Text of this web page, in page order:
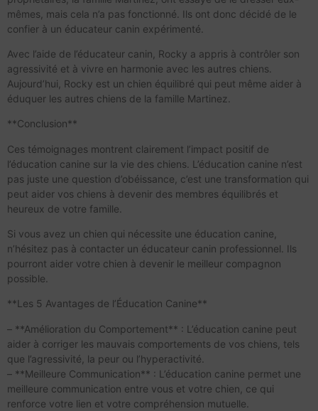
mêmes, mais cela n’a pas fonctionné. Ils ont donc décidé de le
confier à un éducateur canin expérimenté.
Avec l’aide de l’éducateur canin, Rocky a appris à contrôler son
agressivité et à vivre en harmonie avec les autres chiens.
Aujourd’hui, Rocky est un chien équilibré qui peut même aider à
éduquer les autres chiens de la famille Martinez.
**Conclusion**
Ces témoignages montrent clairement l’impact positif de
l’éducation canine sur la vie des chiens. L’éducation canine n’est
pas juste une question d’obéissance, c’est une transformation qui
peut aider vos chiens à devenir des membres équilibrés et
heureux de votre famille.
Si vous avez un chien qui nécessite une éducation canine,
n’hésitez pas à contacter un éducateur canin professionnel. Ils
pourront aider votre chien à devenir le meilleur compagnon
possible.
**Les 5 Avantages de l’Éducation Canine**
– **Amélioration du Comportement** : L’éducation canine peut
aider à corriger les mauvais comportements de vos chiens, tels
que l’agressivité, la peur ou l’hyperactivité.
– **Meilleure Communication** : L’éducation canine permet une
meilleure communication entre vous et votre chien, ce qui
renforce votre lien et votre compréhension mutuelle.